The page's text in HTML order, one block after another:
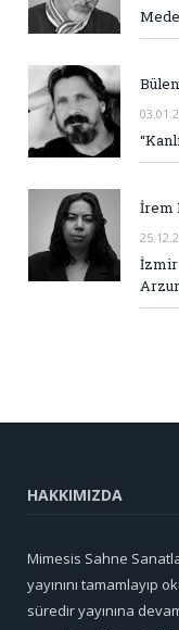
İrem
İzmir
HAKKIMIZDA
Mimesis Sahne
yayınını tamamlayıp
süredir yayınına